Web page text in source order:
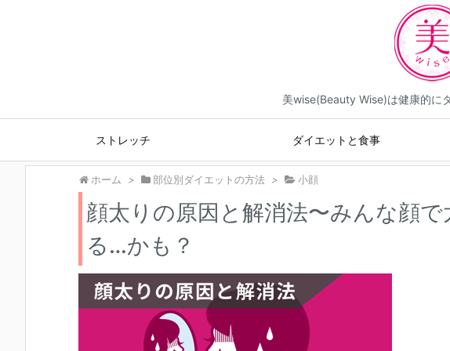
美wise(Beauty Wise)は健康的に
ストレッチ ダイエットと食事
ホーム > 部位別ダイエットの方法 > 小顔
顔太りの原因と解消法〜みんな顔
る…かも？